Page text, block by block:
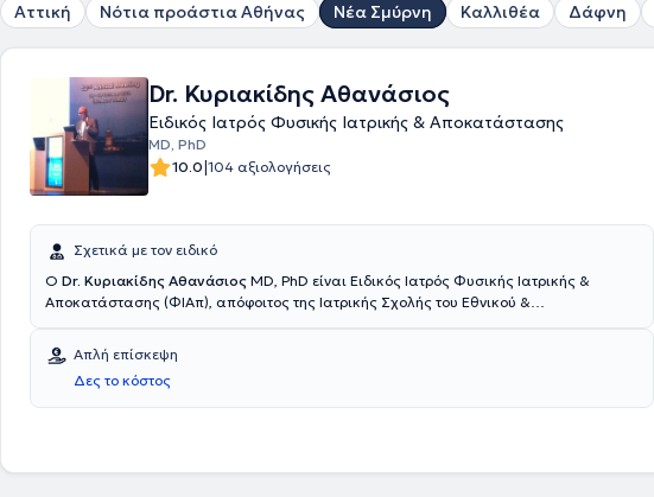
Αττική Νότια προάστια Αθήνας Νέα Σμύρνη Καλλιθέα Δάφνη
Dr. Κυριακίδης Αθανάσιος
Ειδικός Ιατρός Φυσικής Ιατρικής & Αποκατάστασης
MD, PhD
10.0|104 αξιολογήσεις
Σχετικά με τον ειδικό
Ο Dr. Κυριακίδης Αθανάσιος MD, PhD είναι Ειδικός Ιατρός Φυσικής Ιατρικής &
Αποκατάστασης (ΦΙΑπ), απόφοιτος της Ιατρικής Σχολής του Εθνικού &
Σχολής του Πανεπιστημίου Πατρών, ο οποίος διατηρεί ιδιωτικό ιατρείο στη Νέα
Σμύρνη. Έχει εξειδικευτεί στη Μεγάλη Βρετανία σε κακώσεις σπονδυλικής στήλης και
νωτιαίου μυελού και στην αποκατάσταση αθλητικών κακώσεων. Στο ιατρείο του
αντιμετωπίζει πόνους μυοσκελετικής ή νευροπαθητικής αιτιολογίας με ολιστική
Απλή επίσκεψη
Δες το κόστος